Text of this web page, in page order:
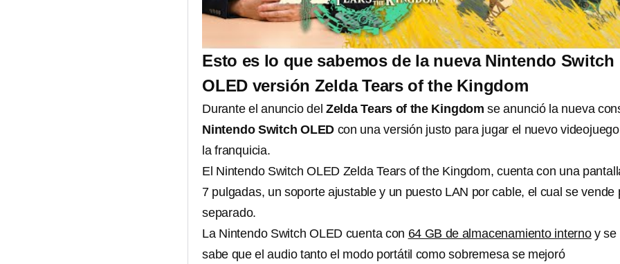
Esto es lo que sabemos de la nueva Nintendo Switch
OLED versión Zelda Tears of the Kingdom
Durante el anuncio del Zelda Tears of the Kingdomse anunció la nueva
Nintendo Switch OLED con una versión justo para jugar el nuevo
la franquicia.
El Nintendo Switch OLED Zelda Tears of the Kingdom, cuenta con una
7 pulgadas, un soporte ajustable y un puesto LAN por cable, el cual se vende
separado.
La Nintendo Switch OLED cuenta con 64 GB de almacenamiento internoy se
sabe que el audio tanto el modo portátil como sobremesa se mejoró